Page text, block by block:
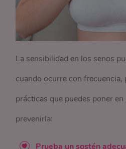
La sensibilidad en los senos
cuando ocurre con frecuencia,
prácticas que puedes poner
prevenirla:
Prueba un sostén